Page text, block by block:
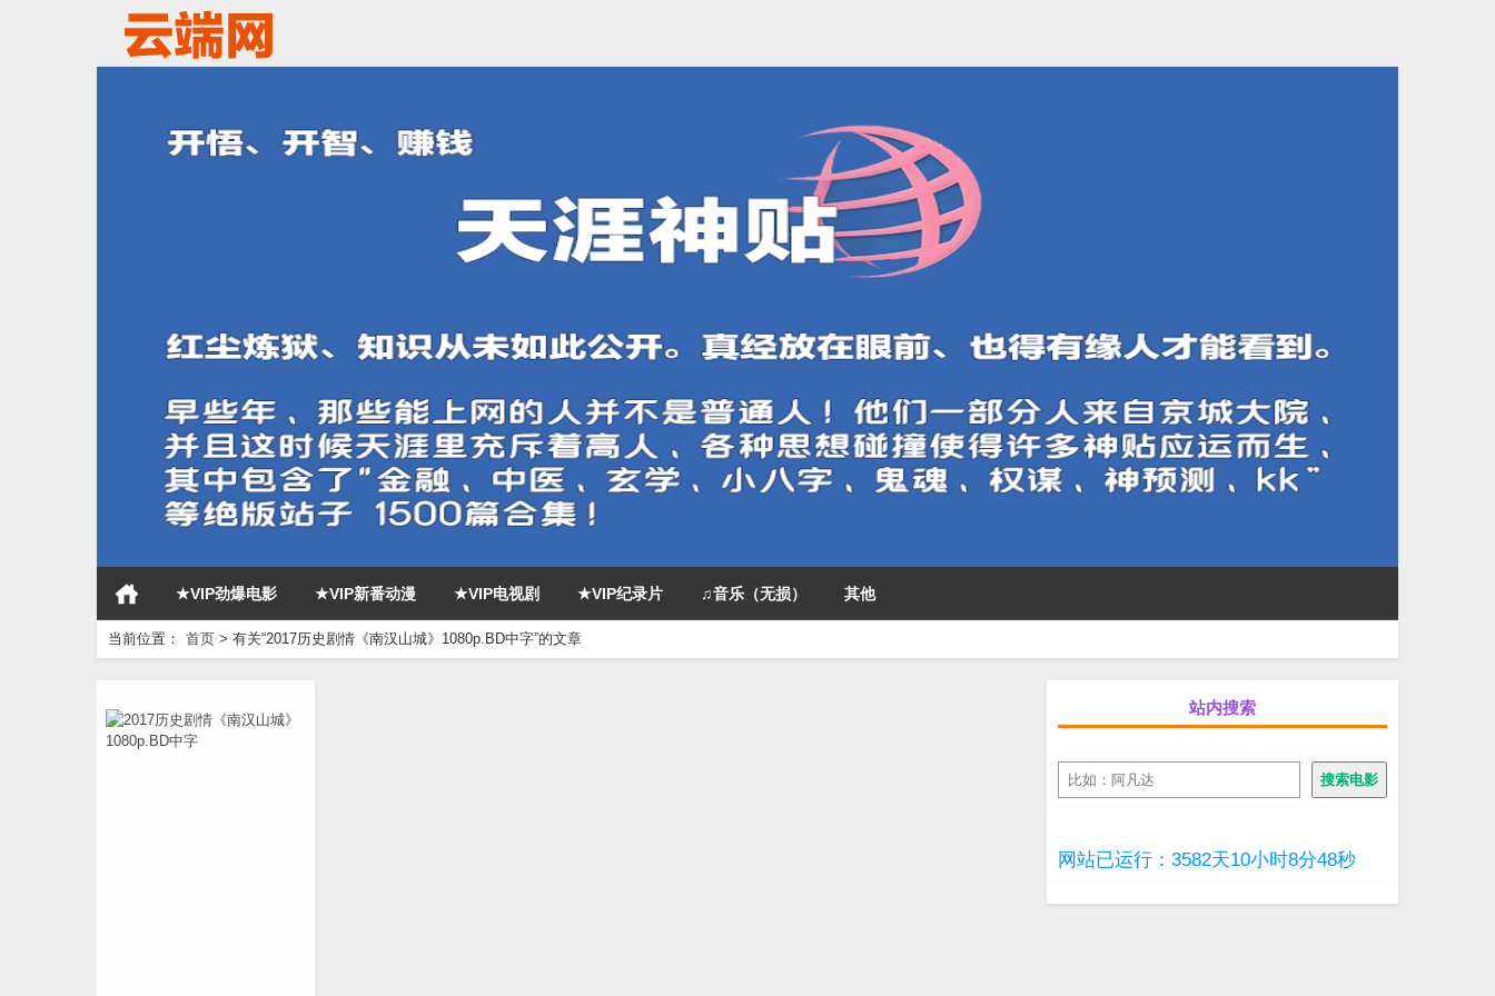
★VIP劲爆电影 ★VIP新番动漫 ★VIP电视剧 ★VIP纪录片 ♫音乐（无损） 其他
当前位置： 首页 > 有关“2017历史剧情《南汉山城》1080p.BD中字”的文章
站内搜索
搜
索
搜索电影
网站已运行：3582天10小时8分48秒